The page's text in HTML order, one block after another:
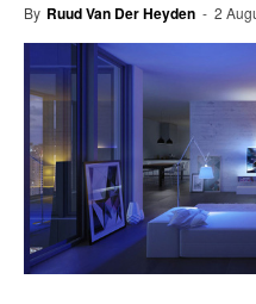
By Ruud Van Der Heyden - 2